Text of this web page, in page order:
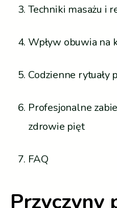
Techniki masażu i
Wpływ obuwia na
Codzienne rytuały
Profesjonalne
zdrowie pięt
FAQ
Przyczyny